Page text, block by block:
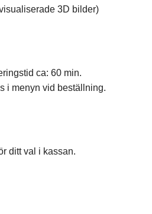
3D bilder)
ca: 60 min.
i menyn vid beställning.
ditt val i kassan.